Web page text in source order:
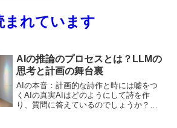
まれています
AIの推論のプロセスとは？LLMの
思考と計画の舞台裏
AIの本音：計画的な詩作と時には嘘をつ
くAIの真実AIはどのようにして詩を作
り、質問に答えているのでしょうか？最